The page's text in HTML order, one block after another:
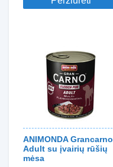
ANIMONDA Grancarno
Adult su įvairių rūšių
mėsa